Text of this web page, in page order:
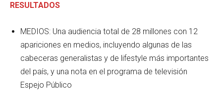
RESULTADOS
MEDIOS: Una audiencia total de 28 millones con 12
apariciones en medios, incluyendo algunas de las
cabeceras generalistas y de lifestyle más importantes
del país, y una nota en el programa de televisión
Espejo Público